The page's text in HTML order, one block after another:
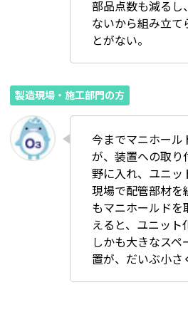
部品点数も減るし
ないから組み立て
とがない。
製造現場・施工部門の方
今までマニホール
が、装置への取り
野に入れ、ユニッ
現場で配管部材を
もマニホールド
えると、ユニット
しかも大きなスペ
置が、だいぶ小さ